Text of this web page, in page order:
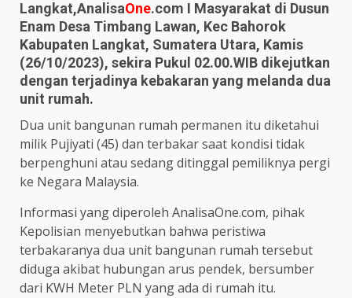
Langkat,AnalisaOne.com I Masyarakat di Dusun
Enam Desa Timbang Lawan, Kec Bahorok
Kabupaten Langkat, Sumatera Utara, Kamis
(26/10/2023), sekira Pukul 02.00.WIB dikejutkan
dengan terjadinya kebakaran yang melanda dua
unit rumah.
Dua unit bangunan rumah permanen itu diketahui
milik Pujiyati (45) dan terbakar saat kondisi tidak
berpenghuni atau sedang ditinggal pemiliknya pergi
ke Negara Malaysia.
Informasi yang diperoleh AnalisaOne.com, pihak
Kepolisian menyebutkan bahwa peristiwa
terbakaranya dua unit bangunan rumah tersebut
diduga akibat hubungan arus pendek, bersumber
dari KWH Meter PLN yang ada di rumah itu.